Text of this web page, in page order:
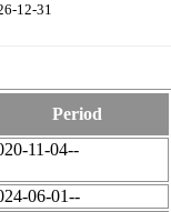
12-31
Period
11-04--
06-01--